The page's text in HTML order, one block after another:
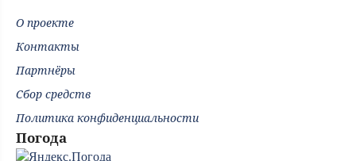
О проекте
Контакты
Партнёры
Сбор средств
Политика конфиденциальности
Погода